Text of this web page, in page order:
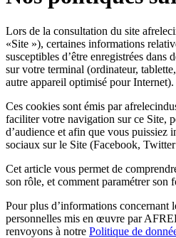
Lors de la consultation du site
«Site »), certaines informations
susceptibles d’être enregistrées dans
sur votre terminal (ordinateur,
autre appareil optimisé pour Internet).
Ces cookies sont émis par
faciliter votre navigation sur ce Site,
d’audience et afin que vous puissiez
sociaux sur le Site (Facebook,
Cet article vous permet de
son rôle, et comment paramétrer son
Pour plus d’informations concernant
personnelles mis en œuvre par
renvoyons à notre Politique de